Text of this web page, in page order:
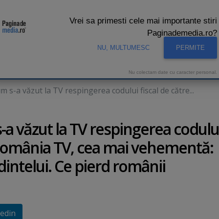
s-a văzut la TV respingerea codului fiscal de către...
a văzut la TV respingerea
TV, cea mai vehementă:
Ce pierd românii
Vrei sa primesti cele mai importante stiri
Paginademedia.ro?
NU, MULTUMESC PERMITE
Nu colectam date cu caracter personal.